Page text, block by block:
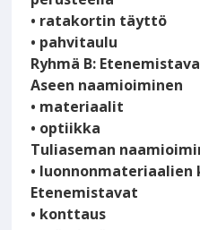
• ratakortin täyttö
• pahvitaulu
Ryhmä B:
Aseen naamioiminen
• materiaalit
• optiikka
Tuliaseman
•
Etenemistavat
• konttaus